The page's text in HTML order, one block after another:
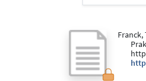
Franck,